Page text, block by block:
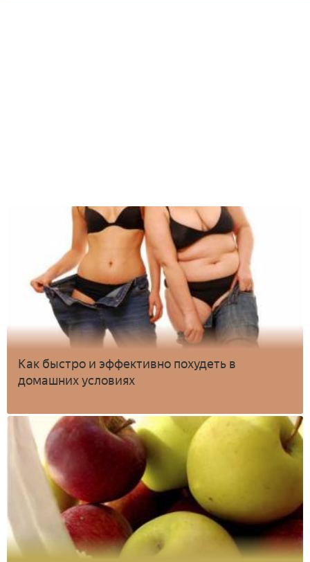
Как быстро и эффективно похудеть в
домашних условиях